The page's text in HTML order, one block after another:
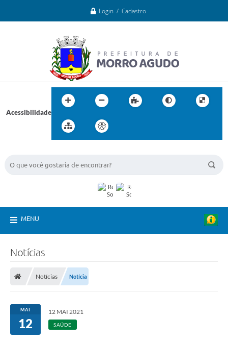
Login / Cadastro
Acessibilidade
MENU
Notícias
Notícias Notícia
MAI
12
12 MAI 2021
SAÚDE